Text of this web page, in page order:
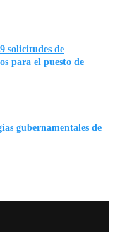
solicitudes de
para el puesto de
gubernamentales de